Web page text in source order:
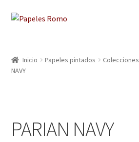
Ir
navegación
Ir
Aviso legal
Carrito
Inicio Papeles pintados Colecciones
NAVY
PARIAN NAVY